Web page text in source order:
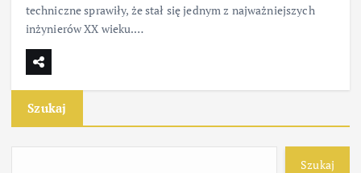
techniczne sprawiły, że stał się jednym z najważniejszych
inżynierów XX wieku.…
Szukaj
Szukaj